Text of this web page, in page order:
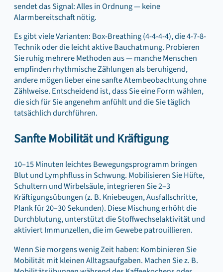
sendet das Signal: Alles in Ordnung — keine
Alarmbereitschaft nötig.
Es gibt viele Varianten: Box-Breathing (4-4-4-4), die 4-7-8-
Technik oder die leicht aktive Bauchatmung. Probieren
Sie ruhig mehrere Methoden aus — manche Menschen
empfinden rhythmische Zählungen als beruhigend,
andere mögen lieber eine sanfte Atembeobachtung ohne
Zählweise. Entscheidend ist, dass Sie eine Form wählen,
die sich für Sie angenehm anfühlt und die Sie täglich
tatsächlich durchführen.
Sanfte Mobilität und Kräftigung
10–15 Minuten leichtes Bewegungsprogramm bringen
Blut und Lymphfluss in Schwung. Mobilisieren Sie Hüfte,
Schultern und Wirbelsäule, integrieren Sie 2–3
Kräftigungsübungen (z. B. Kniebeugen, Ausfallschritte,
Plank für 20–30 Sekunden). Diese Mischung erhöht die
Durchblutung, unterstützt die Stoffwechselaktivität und
aktiviert Immunzellen, die im Gewebe patrouillieren.
Wenn Sie morgens wenig Zeit haben: Kombinieren Sie
Mobilität mit kleinen Alltagsaufgaben. Machen Sie z. B.